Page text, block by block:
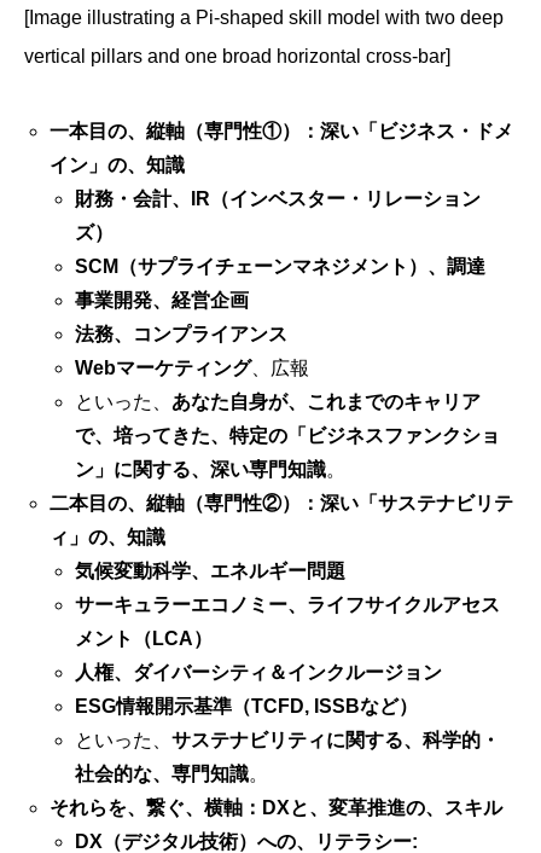
[Image illustrating a Pi-shaped skill model with two deep
vertical pillars and one broad horizontal cross-bar]
一本目の、縦軸（専門性①）：深い「ビジネス・ドメ
イン」の、知識
財務・会計、IR（インベスター・リレーション
ズ）
SCM（サプライチェーンマネジメント）、調達
事業開発、経営企画
法務、コンプライアンス
Webマーケティング、広報
といった、 あなた自身が、これまでのキャリア
で、培ってきた、特定の「ビジネスファンクショ
ン」に関する、深い専門知識。
二本目の、縦軸（専門性②）：深い「サステナビリテ
ィ」の、知識
気候変動科学、エネルギー問題
サーキュラーエコノミー、ライフサイクルアセス
メント（LCA）
人権、ダイバーシティ＆インクルージョン
ESG情報開示基準（TCFD, ISSBなど）
といった、 サステナビリティに関する、科学的・
社会的な、専門知識。
それらを、繋ぐ、横軸：DXと、変革推進の、スキル
DX（デジタル技術）への、リテラシー: